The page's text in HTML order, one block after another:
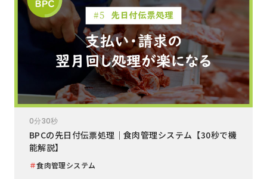
0分30秒
BPCの先日付伝票処理｜食肉管理システム【30秒で機
能解説】
＃食肉管理システム